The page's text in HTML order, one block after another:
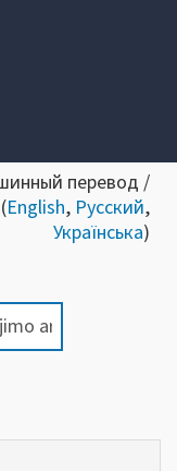
перевод /
English, Русский,
Українська)